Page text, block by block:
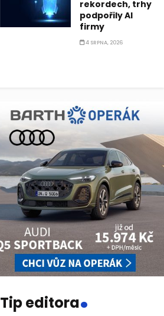
rekordech, trhy
podpořily AI
firmy
4 SRPNA, 2026
Tip editora.